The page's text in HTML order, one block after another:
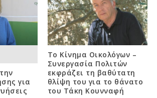
για
Το Κίνημα Οικολόγων –
Συνεργασία Πολιτών
εκφράζει τη βαθύτατη
θλίψη του για το θάνατο
του Τάκη Κουνναφή